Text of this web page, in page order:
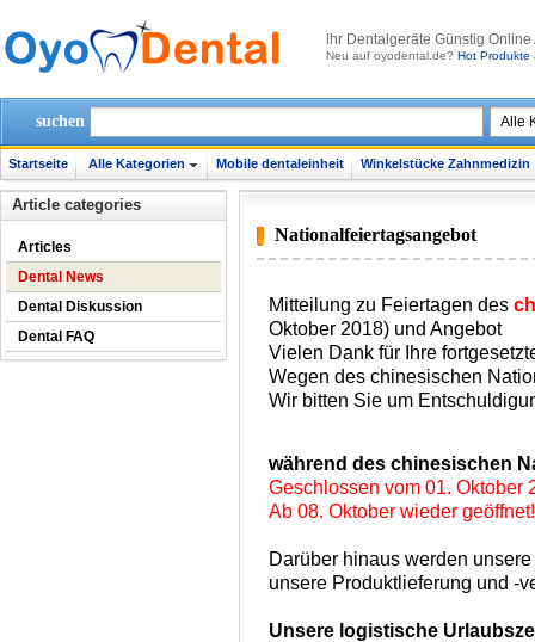
lhr Dentalgeräte Günstig
Neu auf oyodental.de? Hot Produkte
suchen
Startseite Alle Kategorien Mobile dentaleinheit Winkelstücke Zahnmedizin
Article categories
Articles
Dental News
Dental Diskussion
Dental FAQ
Nationalfeiertagsangebot
Mitteilung zu Feiertagen des
Oktober 2018) und Angebot
Vielen Dank für Ihre
Wegen des chinesischen
Wir bitten Sie um
während des chinesischen
Geschlossen vom 01. Oktober
Ab 08. Oktober wieder geöffnet!
Darüber hinaus werden
unsere Produktlieferung und -
Unsere logistische